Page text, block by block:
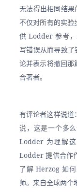
无法得出相同结
不仅对所有的实
供 Lodder 参考
写错误从而导致
论并表示将撤回那
合著者。
有评论者这样说
说，这是一个多
Lodder 为理解
Lodder 提供合作
了解 Herzog 如
师。来自全球两个